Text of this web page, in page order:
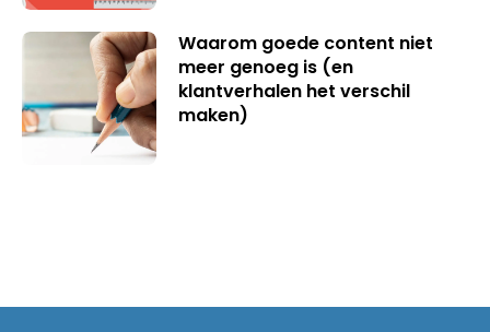
Waarom goede content niet
meer genoeg is (en
klantverhalen het verschil
maken)